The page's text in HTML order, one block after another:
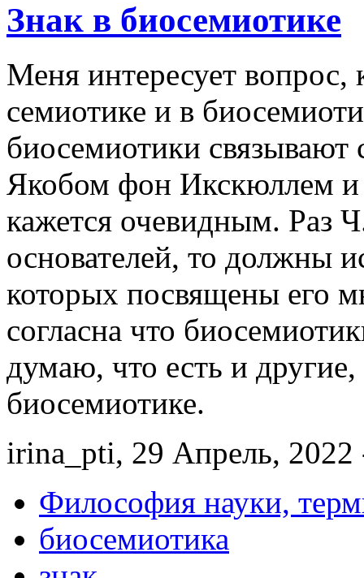
Знак в биосемиотике
Меня интересует вопрос,
семиотике и в
биосемиотики
Якобом фон Икскюллем и
кажется очевидным. Раз
основателей, то должны
которых посвящены его
согласна что
думаю, что есть и
биосемиотике.
irina_pti, 29 Апрель, 2022
Философия науки,
биосемиотика